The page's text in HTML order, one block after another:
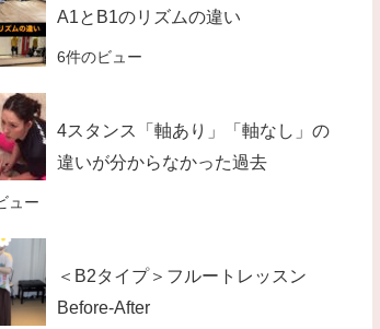
A1とB1のリズムの違い
6件のビュー
4スタンス「軸あり」「軸なし」の
違いが分からなかった過去
ュー
＜B2タイプ＞フルートレッスン
Before-After